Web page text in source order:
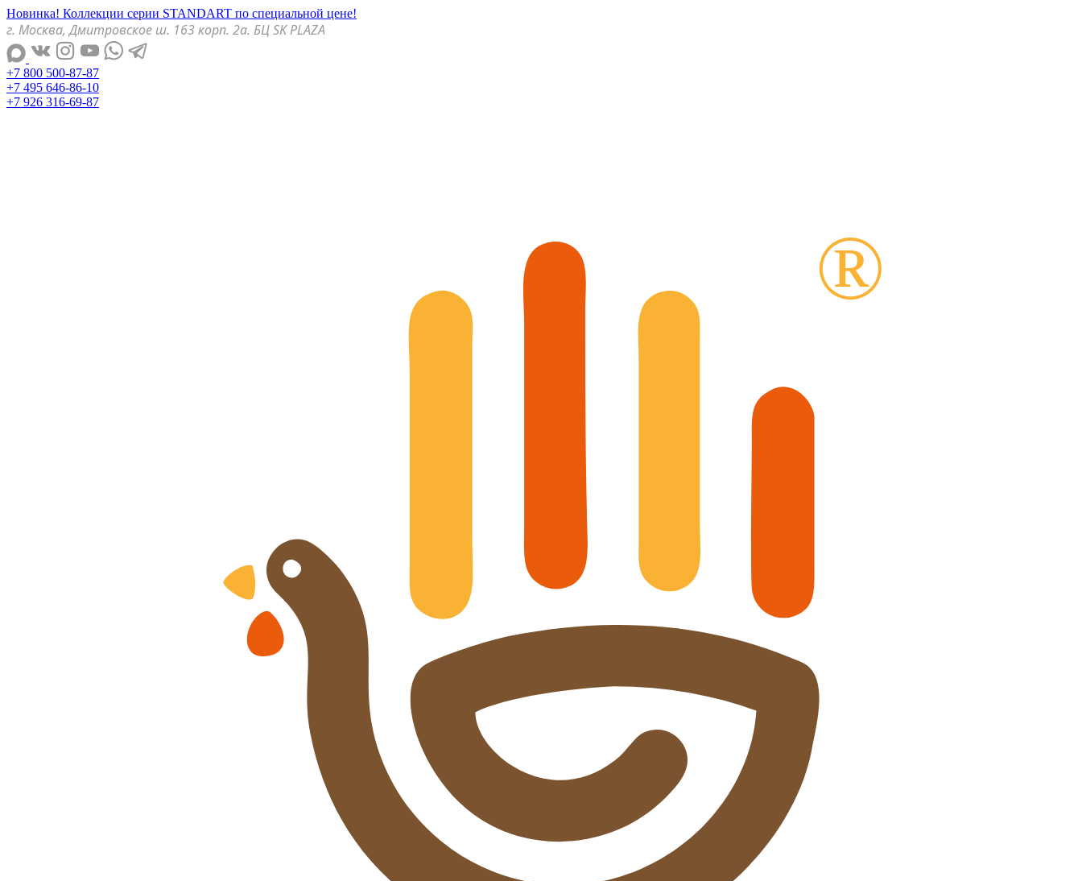
Новинка! Коллекции серии STANDART по специальной цене!
г. Москва, Дмитровское ш. 163 корп. 2а. БЦ SK PLAZA
+7 800 500-87-87
+7 495 646-86-10
+7 926 316-69-87